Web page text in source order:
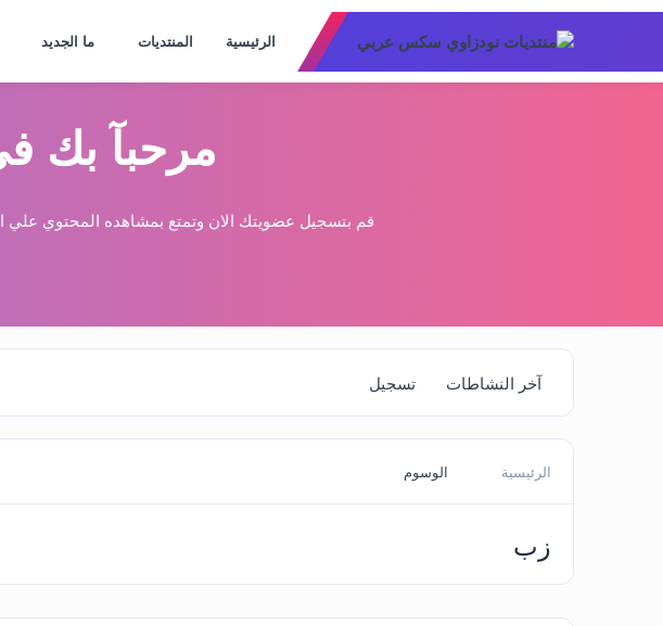
الرئيسية المنتديات ما الجديد
مرحبآ بك
قم بتسجيل عضويتك الان وتمتع بمشاهده المحتوي علي
آخر النشاطات تسجيل
الرئيسية الوسوم
زب